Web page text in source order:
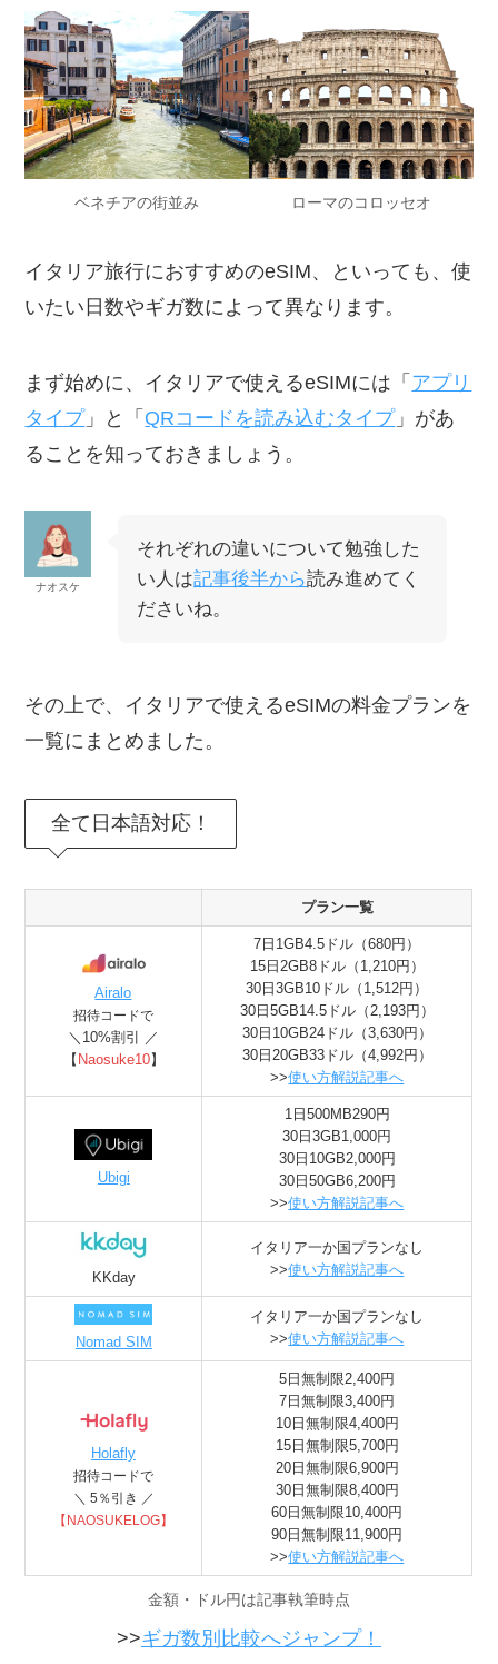
ベネチアの街並み ローマのコロッセオ
イタリア旅行におすすめのeSIM、といっても、使
いたい日数やギガ数によって異なります。
まず始めに、イタリアで使えるeSIMには「 アプリ
タイプ」と「 QRコードを読み込むタイプ」があ
ることを知っておきましょう。
ナオスケ
それぞれの違いについて勉強した
い人は記事後半から読み進めてく
ださいね。
その上で、イタリアで使えるeSIMの料金プランを
一覧にまとめました。
全て日本語対応！
プラン一覧
Airalo
招待コードで
＼10%割引 ／
【 Naosuke10】
7日1GB4.5ドル（680円）
15日2GB8ドル（1,210円）
30日3GB10ドル（1,512円）
30日5GB14.5ドル（2,193円）
30日10GB24ドル（3,630円）
30日20GB33ドル（4,992円）
>>使い方解説記事へ
Ubigi
1日500MB290円
30日3GB1,000円
30日10GB2,000円
30日50GB6,200円
>>使い方解説記事へ
KKday
イタリア一か国プランなし
>>使い方解説記事へ
Nomad SIM
イタリア一か国プランなし
>>使い方解説記事へ
Holafly
招待コードで
＼ 5％引き ／
【NAOSUKELOG】
5日無制限2,400円
7日無制限3,400円
10日無制限4,400円
15日無制限5,700円
20日無制限6,900円
30日無制限8,400円
60日無制限10,400円
90日無制限11,900円
>>使い方解説記事へ
金額・ドル円は記事執筆時点
>>ギガ数別比較へジャンプ！